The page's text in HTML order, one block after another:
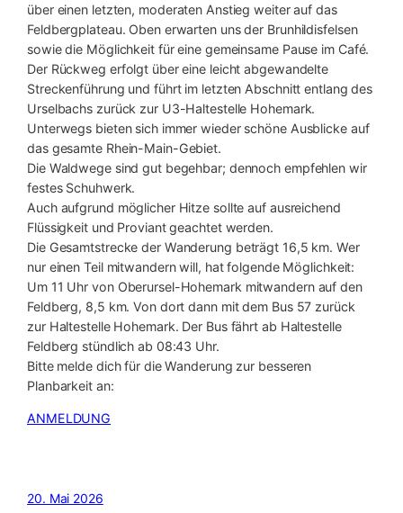
über einen letzten, moderaten Anstieg weiter auf das
Feldbergplateau. Oben erwarten uns der Brunhildisfelsen
sowie die Möglichkeit für eine gemeinsame Pause im Café.
Der Rückweg erfolgt über eine leicht abgewandelte
Streckenführung und führt im letzten Abschnitt entlang des
Urselbachs zurück zur U3-Haltestelle Hohemark.
Unterwegs bieten sich immer wieder schöne Ausblicke auf
das gesamte Rhein-Main-Gebiet.
Die Waldwege sind gut begehbar; dennoch empfehlen wir
festes Schuhwerk.
Auch aufgrund möglicher Hitze sollte auf ausreichend
Flüssigkeit und Proviant geachtet werden.
Die Gesamtstrecke der Wanderung beträgt 16,5 km. Wer
nur einen Teil mitwandern will, hat folgende Möglichkeit:
Um 11 Uhr von Oberursel-Hohemark mitwandern auf den
Feldberg, 8,5 km. Von dort dann mit dem Bus 57 zurück
zur Haltestelle Hohemark. Der Bus fährt ab Haltestelle
Feldberg stündlich ab 08:43 Uhr.
Bitte melde dich für die Wanderung zur besseren
Planbarkeit an:
ANMELDUNG
20. Mai 2026